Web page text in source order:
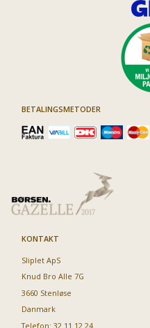
BETALINGSMETODER
KONTAKT
Sliplet ApS
Knud Bro Alle 7G
3660 Stenløse
Danmark
Telefon: 32 11 12 24